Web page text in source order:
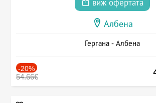
виж офертата
Албена
Гергана - Албена
-20%
54.66€